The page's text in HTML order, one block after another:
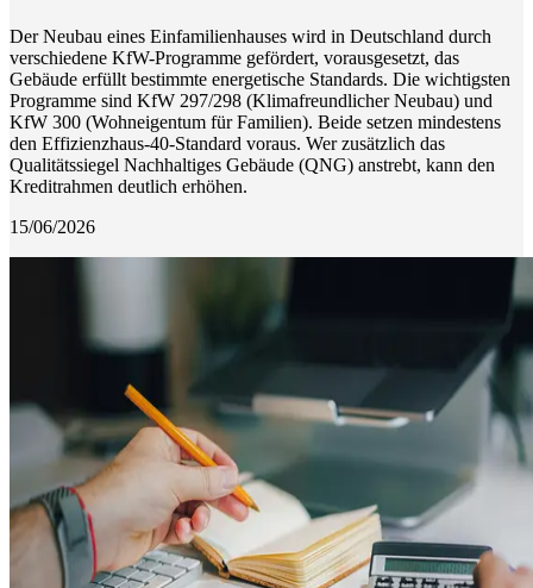
Der Neubau eines Einfamilienhauses wird in Deutschland durch
verschiedene KfW-Programme gefördert, vorausgesetzt, das
Gebäude erfüllt bestimmte energetische Standards. Die wichtigsten
Programme sind KfW 297/298 (Klimafreundlicher Neubau) und
KfW 300 (Wohneigentum für Familien). Beide setzen mindestens
den Effizienzhaus-40-Standard voraus. Wer zusätzlich das
Qualitätssiegel Nachhaltiges Gebäude (QNG) anstrebt, kann den
Kreditrahmen deutlich erhöhen.
15/06/2026